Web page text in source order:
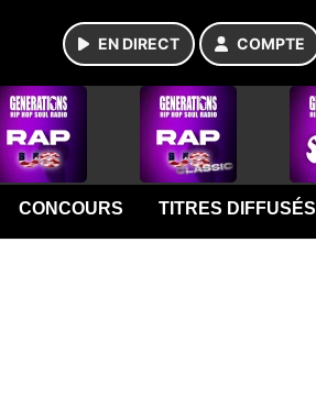
EN DIRECT COMPTE
CONCOURS TITRES DIFFUSÉS